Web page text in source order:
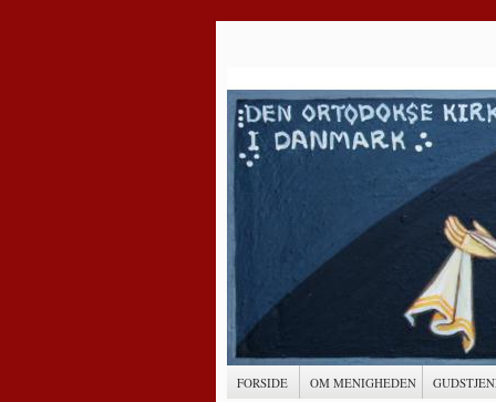
FORSIDE OM MENIGHEDEN